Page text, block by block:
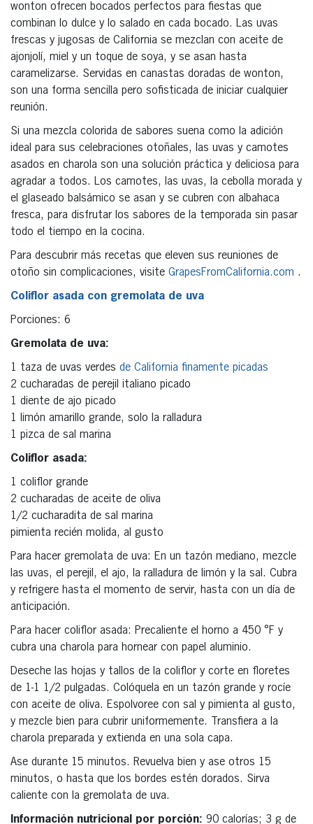
wonton ofrecen bocados perfectos para fiestas que
combinan lo dulce y lo salado en cada bocado. Las uvas
frescas y jugosas de California se mezclan con aceite de
ajonjolí, miel y un toque de soya, y se asan hasta
caramelizarse. Servidas en canastas doradas de wonton,
son una forma sencilla pero sofisticada de iniciar cualquier
reunión.
Si una mezcla colorida de sabores suena como la adición
ideal para sus celebraciones otoñales, las uvas y camotes
asados en charola son una solución práctica y deliciosa para
agradar a todos. Los camotes, las uvas, la cebolla morada y
el glaseado balsámico se asan y se cubren con albahaca
fresca, para disfrutar los sabores de la temporada sin pasar
todo el tiempo en la cocina.
Para descubrir más recetas que eleven sus reuniones de
otoño sin complicaciones, visite GrapesFromCalifornia.com .
Coliflor asada con gremolata de uva
Porciones: 6
Gremolata de uva:
1 taza de uvas verdes de California finamente picadas
2 cucharadas de perejil italiano picado
1 diente de ajo picado
1 limón amarillo grande, solo la ralladura
1 pizca de sal marina
Coliflor asada:
1 coliflor grande
2 cucharadas de aceite de oliva
1/2 cucharadita de sal marina
pimienta recién molida, al gusto
Para hacer gremolata de uva: En un tazón mediano, mezcle
las uvas, el perejil, el ajo, la ralladura de limón y la sal. Cubra
y refrigere hasta el momento de servir, hasta con un día de
anticipación.
Para hacer coliflor asada: Precaliente el horno a 450 °F y
cubra una charola para hornear con papel aluminio.
Deseche las hojas y tallos de la coliflor y corte en floretes
de 1-1 1/2 pulgadas. Colóquela en un tazón grande y rocíe
con aceite de oliva. Espolvoree con sal y pimienta al gusto,
y mezcle bien para cubrir uniformemente. Transfiera a la
charola preparada y extienda en una sola capa.
Ase durante 15 minutos. Revuelva bien y ase otros 15
minutos, o hasta que los bordes estén dorados. Sirva
caliente con la gremolata de uva.
Información nutricional por porción: 90 calorías; 3 g de